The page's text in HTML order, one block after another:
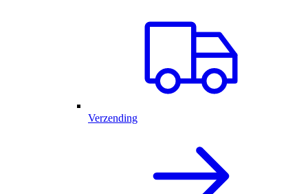
Verzending